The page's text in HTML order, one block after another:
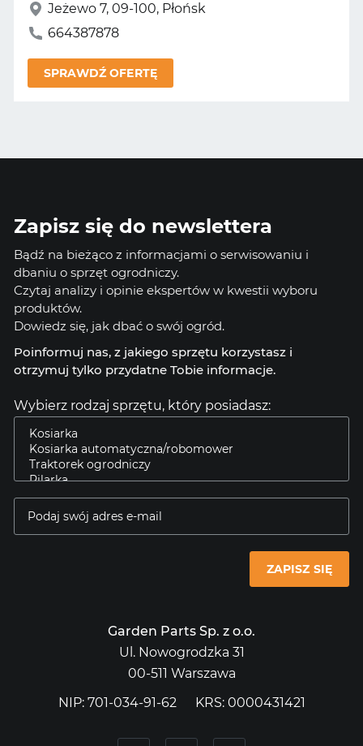
Jeżewo 7, 09-100, Płońsk
664387878
SPRAWDŹ OFERTĘ
Zapisz się do newslettera
Bądź na bieżąco z informacjami o serwisowaniu i
dbaniu o sprzęt ogrodniczy.
Czytaj analizy i opinie ekspertów w kwestii wyboru
produktów.
Dowiedz się, jak dbać o swój ogród.
Poinformuj nas, z jakiego sprzętu korzystasz i
otrzymuj tylko przydatne Tobie informacje.
Wybierz rodzaj sprzętu, który posiadasz:
ZAPISZ SIĘ
Garden Parts Sp. z o.o.
Ul. Nowogrodzka 31
00-511 Warszawa
NIP: 701-034-91-62
KRS: 0000431421